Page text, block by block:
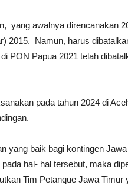
yang awalnya direncanakan
2015. Namun, harus
PON Papua 2021 telah
pada tahun 2024 di
yang baik bagi kontingen
hal- hal tersebut, maka
Tim Petanque Jawa Timur